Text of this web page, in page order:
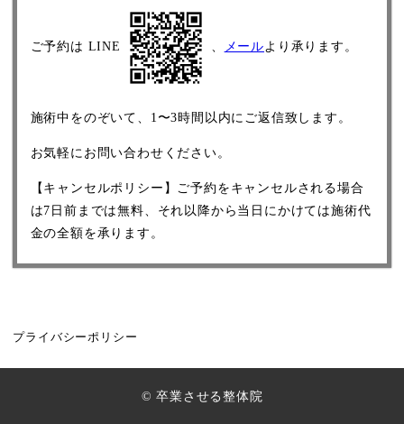
ご予約は LINE 、 メールより承ります。
施術中をのぞいて、1〜3時間以内にご返信致します。
お気軽にお問い合わせください。
【キャンセルポリシー】ご予約をキャンセルされる場合
は7日前までは無料、それ以降から当日にかけては施術代
金の全額を承ります。
プライバシーポリシー
© 卒業させる整体院